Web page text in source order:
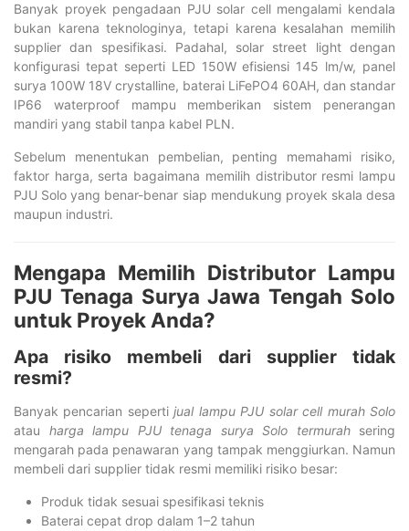
Banyak proyek pengadaan PJU solar cell mengalami kendala
bukan karena teknologinya, tetapi karena kesalahan memilih
supplier dan spesifikasi. Padahal, solar street light dengan
konfigurasi tepat seperti LED 150W efisiensi 145 lm/w, panel
surya 100W 18V crystalline, baterai LiFePO4 60AH, dan standar
IP66 waterproof mampu memberikan sistem penerangan
mandiri yang stabil tanpa kabel PLN.
Sebelum menentukan pembelian, penting memahami risiko,
faktor harga, serta bagaimana memilih distributor resmi lampu
PJU Solo yang benar-benar siap mendukung proyek skala desa
maupun industri.
Mengapa Memilih Distributor Lampu
PJU Tenaga Surya Jawa Tengah Solo
untuk Proyek Anda?
Apa risiko membeli dari supplier tidak
resmi?
Banyak pencarian sepertijual lampu PJU solar cell murah Solo
atau harga lampu PJU tenaga surya Solo termurahsering
mengarah pada penawaran yang tampak menggiurkan. Namun
membeli dari supplier tidak resmi memiliki risiko besar:
Produk tidak sesuai spesifikasi teknis
Baterai cepat drop dalam 1–2 tahun